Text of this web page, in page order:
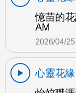
憶苗的
AM
2026/04/25
心靈花緣